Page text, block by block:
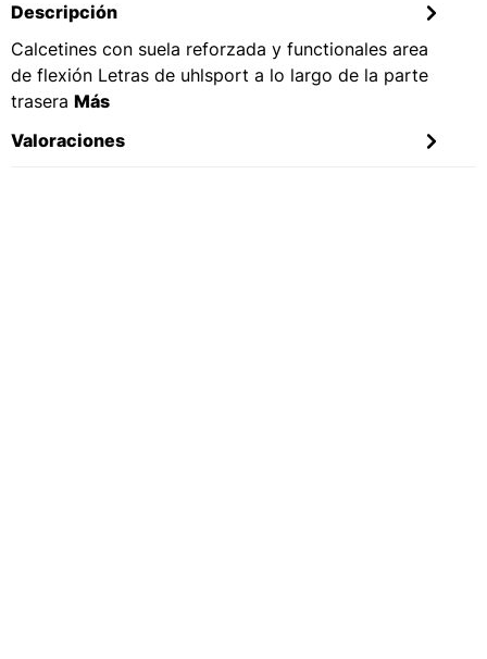
Descripción
Calcetines con suela reforzada y functionales area
de flexión Letras de uhlsport a lo largo de la parte
trasera Más
Valoraciones